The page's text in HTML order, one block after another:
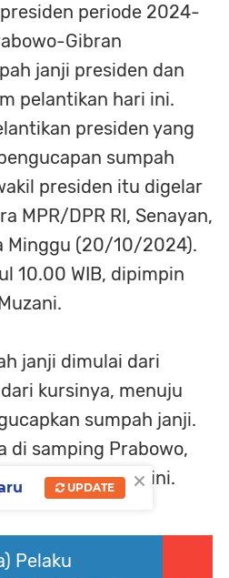
periode 2024-
Gibran
janji presiden dan
pelantikan hari ini.
presiden yang
sumpah
presiden itu digelar
MPR/DPR RI, Senayan,
Minggu (20/10/2024).
10.00 WIB, dipimpin
janji dimulai dari
kursinya, menuju
sumpah janji.
di samping Prabowo,
prosesi ini.
Pelaku
×
UPDATE